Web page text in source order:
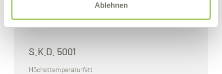
Ablehnen
S.K.D. 5001
Höchsttemperaturfett